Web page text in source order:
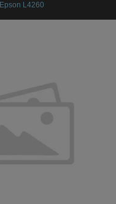
Epson L4260